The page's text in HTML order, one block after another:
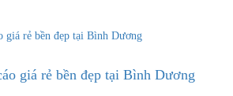
giá rẻ bền đẹp tại Bình Dương